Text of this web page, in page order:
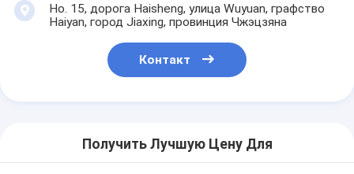
Но. 15, дорога Haisheng, улица Wuyuan, графство
Haiyan, город Jiaxing, провинция Чжэцзяна
Контакт
Получить Лучшую Цену Для